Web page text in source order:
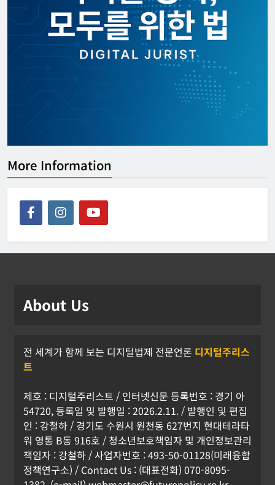
More Information
About Us
전 세계가 함께 보는 디지털법제 전문언론 디지털주리스
트
제호 : 디지털주리스트 / 인터넷신문 등록번호 : 경기 아
54720, 등록일 및 발행일 : 2026.2.11. / 발행인 및 편집
인 : 강철하 / 경기도 수원시 원천동 627번지 현대테라타
워 영통 B동 916호 / 청소년보호책임자 및 개인정보관리
책임자 : 강철하 / 사업자번호 : 493-50-01128(미래융합
정책연구소) / Contact Us : (대표전화) 070-8095-